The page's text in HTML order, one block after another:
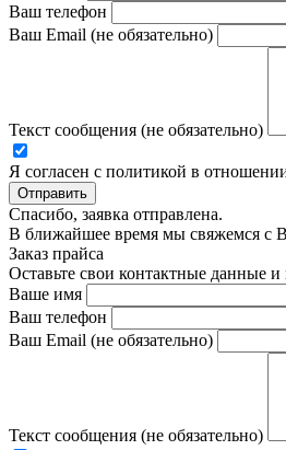
Ваш телефон
Ваш Email (не обязательно)
Текст сообщения (не обязательно)
Я согласен с политикой в
Отправить
Спасибо, заявка отправлена.
В ближайшее время мы свяжемся с
Заказ прайса
Оставьте свои контактные данные
Ваше имя
Ваш телефон
Ваш Email (не обязательно)
Текст сообщения (не обязательно)